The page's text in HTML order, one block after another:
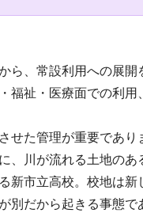
、常設利用への展開
福祉・医療面での利用
せた管理が重要であ
、川が流れる土地のあ
新市立高校。校地は
別だから起きる事態で